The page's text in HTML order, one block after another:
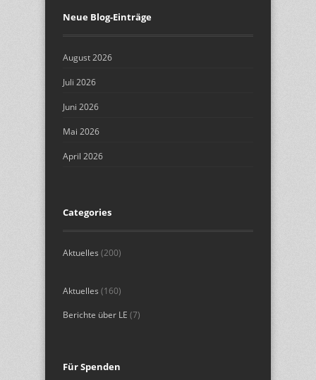
Neue Blog-Einträge
August 2026
Juli 2026
Juni 2026
Mai 2026
April 2026
Categories
Aktuelles (200)
Aktuelles (160)
Berichte über LE (7)
Für Spenden